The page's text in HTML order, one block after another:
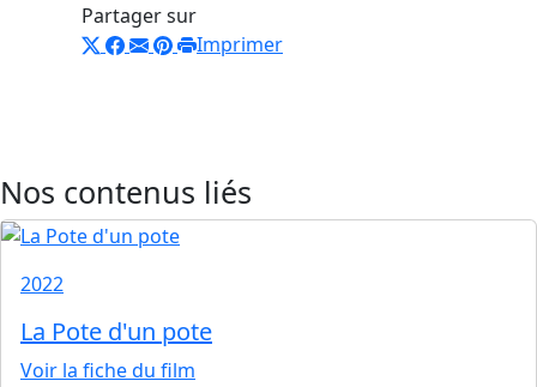
Partager sur
Imprimer
Nos contenus liés
2022
La Pote d'un pote
Voir la fiche du film